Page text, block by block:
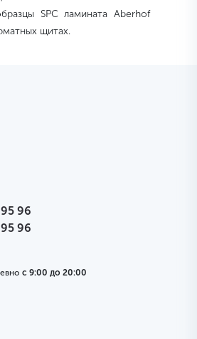
SPC ламината Aberhof
щитах.
96
96
с 9:00 до 20:00